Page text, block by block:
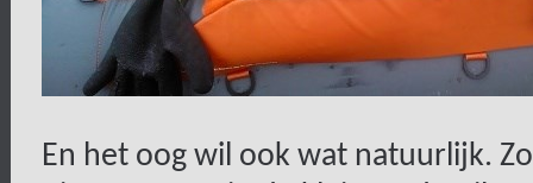
En het oog wil ook wat natuurlijk.